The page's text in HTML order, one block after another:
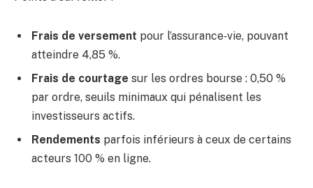
Frais de versement pour l’assurance‑vie, pouvant
atteindre 4,85 %.
Frais de courtage sur les ordres bourse : 0,50 %
par ordre, seuils minimaux qui pénalisent les
investisseurs actifs.
Rendements parfois inférieurs à ceux de certains
acteurs 100 % en ligne.